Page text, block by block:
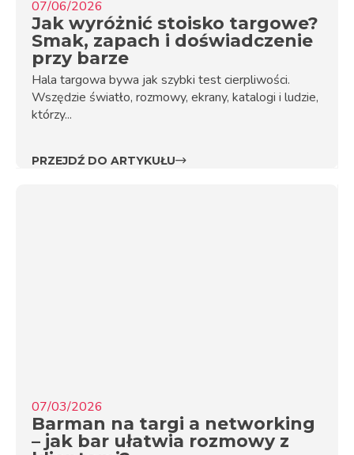
07/06/2026
Jak wyróżnić stoisko targowe?
Smak, zapach i doświadczenie
przy barze
Hala targowa bywa jak szybki test cierpliwości.
Wszędzie światło, rozmowy, ekrany, katalogi i ludzie,
którzy...
PRZEJDŹ DO ARTYKUŁU
07/03/2026
Barman na targi a networking
– jak bar ułatwia rozmowy z